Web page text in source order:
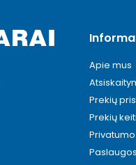
Apie mus
Prekių
Prekių
Paslaugos